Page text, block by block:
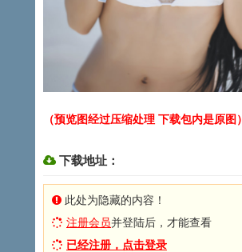
（预览图经过压缩处理 下载包内是原图）
下载地址：
此处为隐藏的内容！
注册会员并登陆后，才能查看
已经注册，点击登录